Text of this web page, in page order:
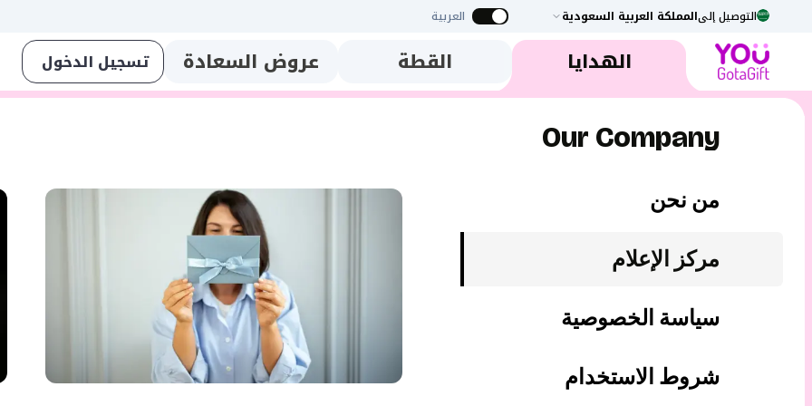
التوصيل إلىالمملكة العربية السعودية العربية
الهدايا القطة عروض السعادة
Our Company
من نحن
مركز الإعلام
سياسة الخصوصية
شروط الاستخدام